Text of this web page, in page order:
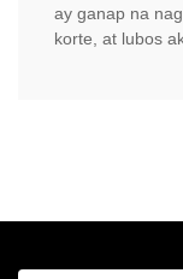
ay ganap na
korte, at lubos